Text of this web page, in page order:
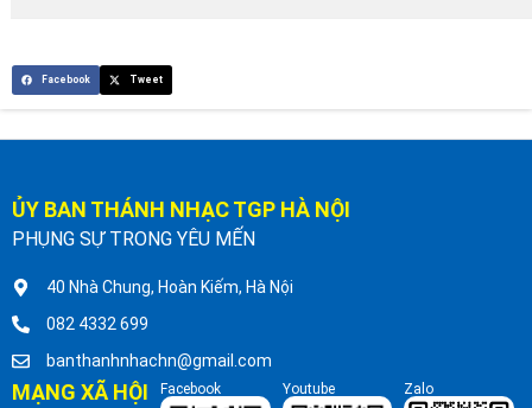
Facebook Tweet
ỦY BAN THÁNH NHẠC TGP HÀ NỘI
PHỤNG SỰ TRONG YÊU MẾN
40 Nhà Chung, Hoàn Kiếm, Hà Nội
082 4332 699
banthanhnhachn@gmail.com
MẠNG XÃ HỘI Facebook Youtube Zalo